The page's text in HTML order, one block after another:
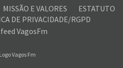
MISSÃO E VALORES
ESTATUTO
DE PRIVACIDADE/RGPD